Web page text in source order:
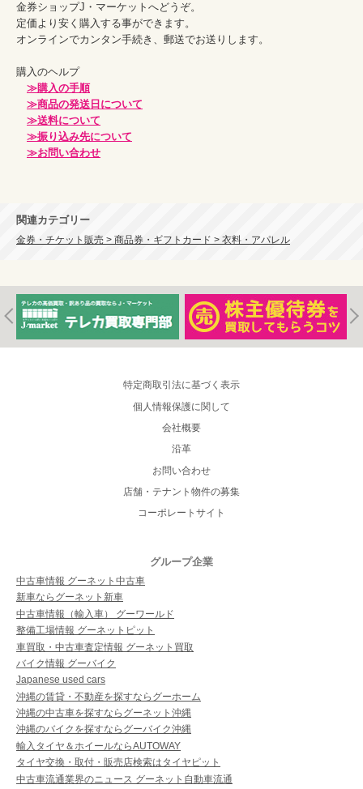
金券ショップJ・マーケットへどうぞ。
定価より安く購入する事ができます。
オンラインでカンタン手続き、郵送でお送りします。
購入のヘルプ
≫購入の手順
≫商品の発送日について
≫送料について
≫振り込み先について
≫お問い合わせ
関連カテゴリー
金券・チケット販売 > 商品券・ギフトカード > 衣料・アパレル
特定商取引法に基づく表示
個人情報保護に関して
会社概要
沿革
お問い合わせ
店舗・テナント物件の募集
コーポレートサイト
グループ企業
中古車情報 グーネット中古車
新車ならグーネット新車
中古車情報（輸入車） グーワールド
整備工場情報 グーネットピット
車買取・中古車査定情報 グーネット買取
バイク情報 グーバイク
Japanese used cars
沖縄の賃貸・不動産を探すならグーホーム
沖縄の中古車を探すならグーネット沖縄
沖縄のバイクを探すならグーバイク沖縄
輸入タイヤ＆ホイールならAUTOWAY
タイヤ交換・取付・販売店検索はタイヤピット
中古車流通業界のニュース グーネット自動車流通